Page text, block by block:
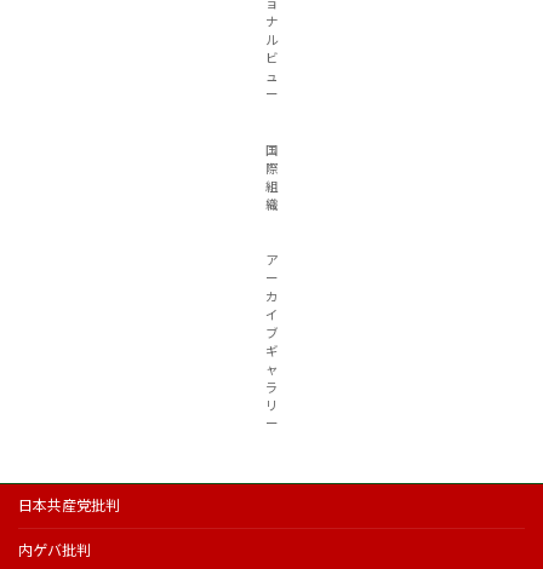
ョ
ナ
ル
ビ
ュ
ー
国
際
組
織
ア
ー
カ
イ
ブ
ギ
ャ
ラ
リ
ー
日本共産党批判
内ゲバ批判